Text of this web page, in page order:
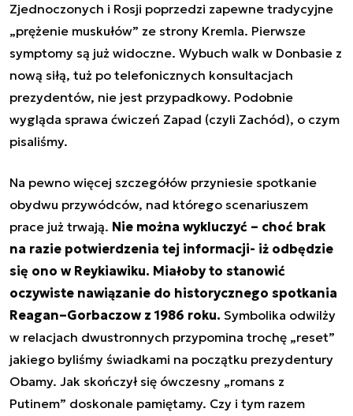
Zjednoczonych i Rosji poprzedzi zapewne tradycyjne
„prężenie muskułów” ze strony Kremla. Pierwsze
symptomy są już widoczne. Wybuch walk w Donbasie z
nową siłą, tuż po telefonicznych konsultacjach
prezydentów, nie jest przypadkowy. Podobnie
wygląda sprawa ćwiczeń Zapad (czyli Zachód), o czym
pisaliśmy.
Na pewno więcej szczegółów przyniesie spotkanie
obydwu przywódców, nad którego scenariuszem
prace już trwają. Nie można wykluczyć – choć brak
na razie potwierdzenia tej informacji- iż odbędzie
się ono w Reykiawiku. Miałoby to stanowić
oczywiste nawiązanie do historycznego spotkania
Reagan–Gorbaczow z 1986 roku. Symbolika odwilży
w relacjach dwustronnych przypomina trochę „reset”
jakiego byliśmy świadkami na początku prezydentury
Obamy. Jak skończył się ówczesny „romans z
Putinem” doskonale pamiętamy. Czy i tym razem